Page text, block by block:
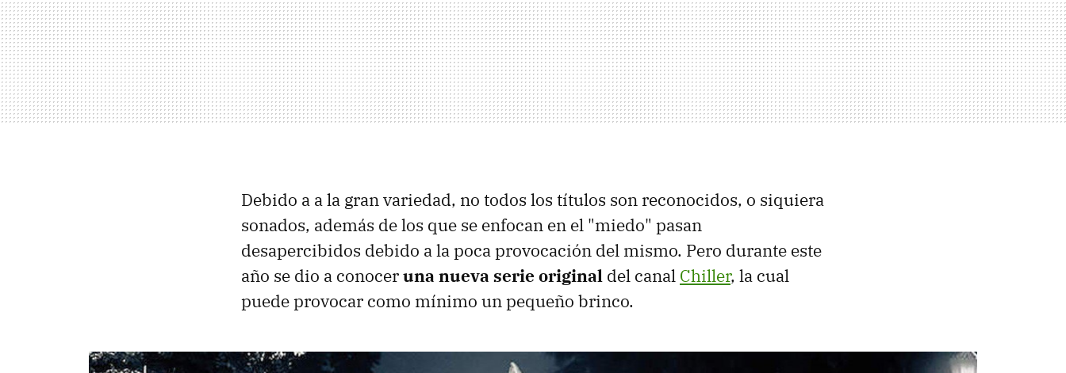
Debido a a la gran variedad, no todos los títulos son reconocidos, o siquiera
sonados, además de los que se enfocan en el "miedo" pasan
desapercibidos debido a la poca provocación del mismo. Pero durante este
año se dio a conoceruna nueva serie original del canal Chiller, la cual
puede provocar como mínimo un pequeño brinco.